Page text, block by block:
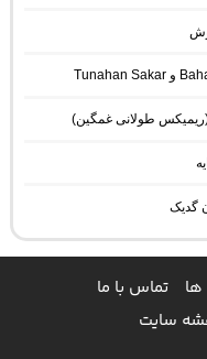
گدیک
تماس با ما
سایت